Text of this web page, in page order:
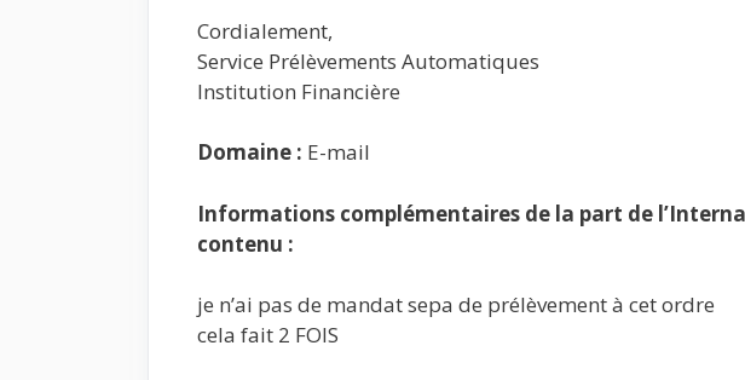
Cordialement,
Service Prélèvements Automatiques
Institution Financière
Domaine : E-mail
Informations complémentaires de la part de
contenu :
je n’ai pas de mandat sepa de prélèvement à cet ordre
cela fait 2 FOIS